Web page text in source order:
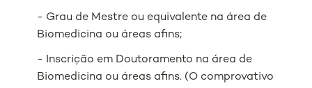
- Grau de Mestre ou equivalente na área de
Biomedicina ou áreas afins;
- Inscrição em Doutoramento na área de
Biomedicina ou áreas afins. (O comprovativo